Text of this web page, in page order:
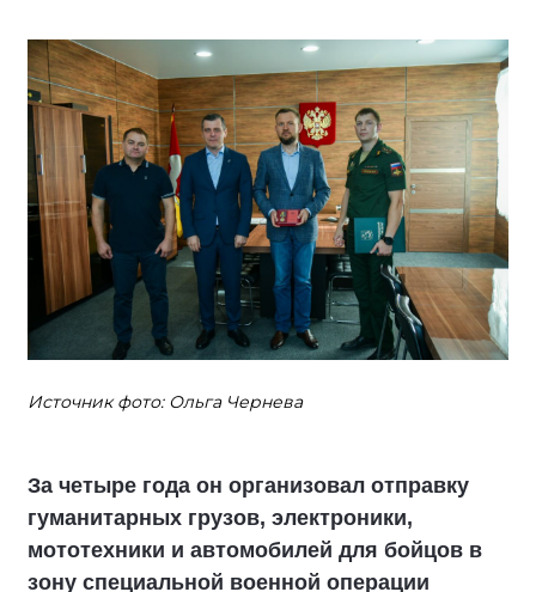
Источник фото: Ольга Чернева
За четыре года он организовал отправку
гуманитарных грузов, электроники,
мототехники и автомобилей для бойцов в
зону специальной военной операции